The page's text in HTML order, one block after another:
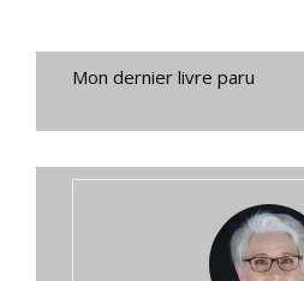
Mon dernier livre paru